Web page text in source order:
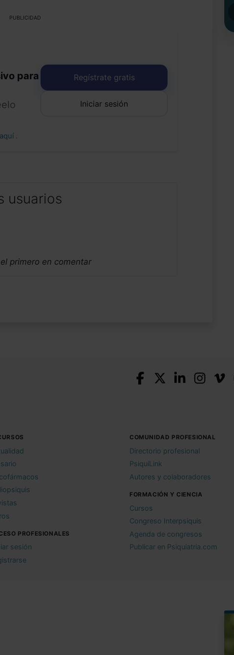
PUBLICIDAD
para
.
Regístrate gratis
Iniciar sesión
usuarios
primero en comentar
PROFESIONALES
sesión
COMUNIDAD PROFESIONAL
Directorio profesional
PsiquiLink
Autores y colaboradores
FORMACIÓN Y CIENCIA
Cursos
Congreso Interpsiquis
Agenda de congresos
Publicar en Psiquiatria.com